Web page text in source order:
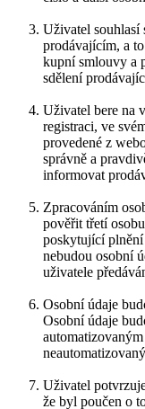
Uživatel souhlasí
prodávajícím, a
kupní smlouvy a
sdělení
Uživatel bere na
registraci, ve
provedené z
správně a
informovat
Zpracováním
pověřit třetí
poskytující plnění
nebudou osobní
uživatele
Osobní údaje
Osobní údaje
Uživatel
že byl poučen o